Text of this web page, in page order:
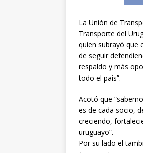
La Unión de
Transporte del
quien subrayó que
de seguir
respaldo y más
todo el país”.
Acotó que
es de cada socio,
creciendo,
uruguayo”.
Por su lado el